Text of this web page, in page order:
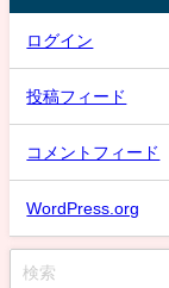
ログイン
投稿フィード
コメントフィード
WordPress.org